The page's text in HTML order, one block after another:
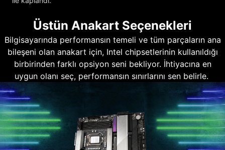
Üstün Anakart Seçenekleri
Bilgisayarında performansın temeli ve tüm parçaların ana
bileşeni olan anakart için, Intel chipsetlerinin kullanıldığı
birbirinden farklı opsiyon seni bekliyor. İhtiyacına en
uygun olanı seç, performansın sınırlarını sen belirle.